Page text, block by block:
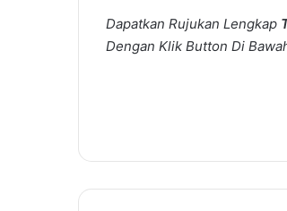
Dapatkan Rujukan Lengkap
Dengan Klik Button Di